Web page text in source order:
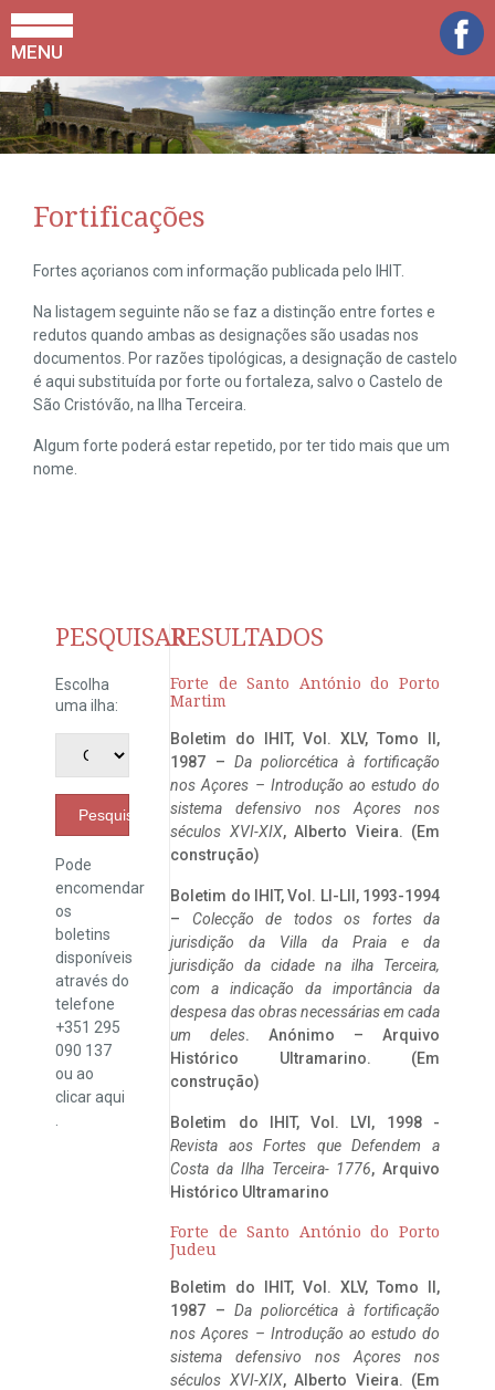
MENU
Fortificações
Fortes açorianos com informação publicada pelo IHIT.
Na listagem seguinte não se faz a distinção entre fortes e
redutos quando ambas as designações são usadas nos
documentos. Por razões tipológicas, a designação de castelo
é aqui substituída por forte ou fortaleza, salvo o Castelo de
São Cristóvão, na Ilha Terceira.
Algum forte poderá estar repetido, por ter tido mais que um
nome.
PESQUISAR
Escolha
uma ilha:
Pesquisar
Pode
encomendar
os
boletins
disponíveis
através do
telefone
+351 295
090 137
ou ao
clicaraqui
RESULTADOS
Forte de Santo António do Porto
Martim
Boletim do IHIT, Vol. XLV, Tomo II,
1987 – Da poliorcética à fortificação
nos Açores – Introdução ao estudo do
sistema defensivo nos Açores nos
séculos XVI-XIX, Alberto Vieira. (Em
construção)
Boletim do IHIT, Vol. LI-LII, 1993-1994
– Colecção de todos os fortes da
jurisdição da Villa da Praia e da
jurisdição da cidade na ilha Terceira,
com a indicação da importância da
despesa das obras necessárias em cada
um deles. Anónimo – Arquivo
Histórico Ultramarino. (Em
construção)
Boletim do IHIT, Vol. LVI, 1998 -
Revista aos Fortes que Defendem a
Costa da Ilha Terceira- 1776, Arquivo
Histórico Ultramarino
Forte de Santo António do Porto
Judeu
Boletim do IHIT, Vol. XLV, Tomo II,
1987 – Da poliorcética à fortificação
nos Açores – Introdução ao estudo do
sistema defensivo nos Açores nos
séculos XVI-XIX, Alberto Vieira. (Em